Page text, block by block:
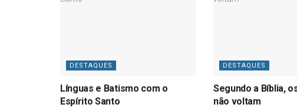
DESTAQUES
Línguas e Batismo com o
Espírito Santo
DESTAQUES
Segundo a Bíblia,
não voltam